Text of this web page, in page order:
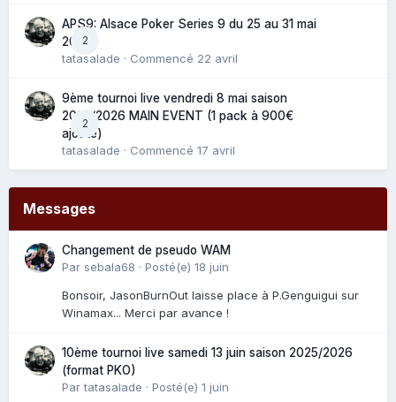
2
APS9: Alsace Poker Series 9 du 25 au 31 mai
2025
tatasalade · Commencé 22 avril
2
9ème tournoi live vendredi 8 mai saison
2025/2026 MAIN EVENT (1 pack à 900€
ajouté)
tatasalade · Commencé 17 avril
Messages
Changement de pseudo WAM
Par sebala68 · Posté(e) 18 juin
Bonsoir, JasonBurnOut laisse place à P.Genguigui sur
Winamax... Merci par avance !
10ème tournoi live samedi 13 juin saison 2025/2026
(format PKO)
Partatasalade · Posté(e) 1 juin